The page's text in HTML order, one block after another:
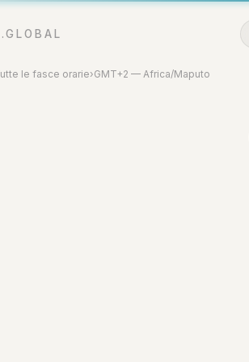
le fasce orarie›GMT+2 — Africa/Maputo